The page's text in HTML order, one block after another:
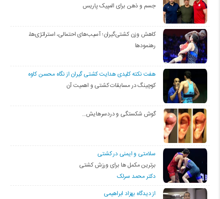
جسم و ذهن برای المپیک پاریس
کاهش وزن کشتی‌گیران؛ آسیب‌های احتمالی، استراتژی‌ها،
رهنمودها
هفت نکته کلیدی هدایت کشتی گیران از نگاه محسن کاوه
کوچینگ در مسابقات کشتی و اهمیت آن
گوش شکستگی و دردسرهایش…
سلامتی و ایمنی در کشتی
برترین مکمل ها برای ورزش کشتی
دکتر محمد سرلک
از دیدگاه بهزاد ابراهیمی